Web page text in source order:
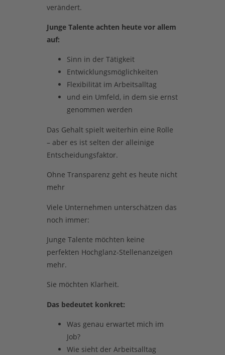
verändert.
Junge Talente achten heute vor allem
auf:
Sinn in der Tätigkeit
Entwicklungsmöglichkeiten
Flexibilität im Arbeitsalltag
und ein Umfeld, in dem sie ernst
genommen werden
Das Gehalt spielt weiterhin eine Rolle
– aber es ist selten der alleinige
Entscheidungsfaktor.
Ohne Transparenz geht es heute nicht
mehr
Viele Unternehmen unterschätzen das
noch immer:
Junge Talente möchten keine
perfekten Hochglanz-Stellenanzeigen
mehr.
Sie möchten Klarheit.
Das bedeutet konkret:
Was genau erwartet mich im
Job?
Wie sieht der Arbeitsalltag